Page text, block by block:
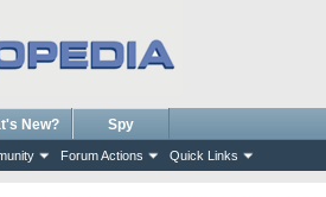
Forum Actions Quick Links
New? Spy